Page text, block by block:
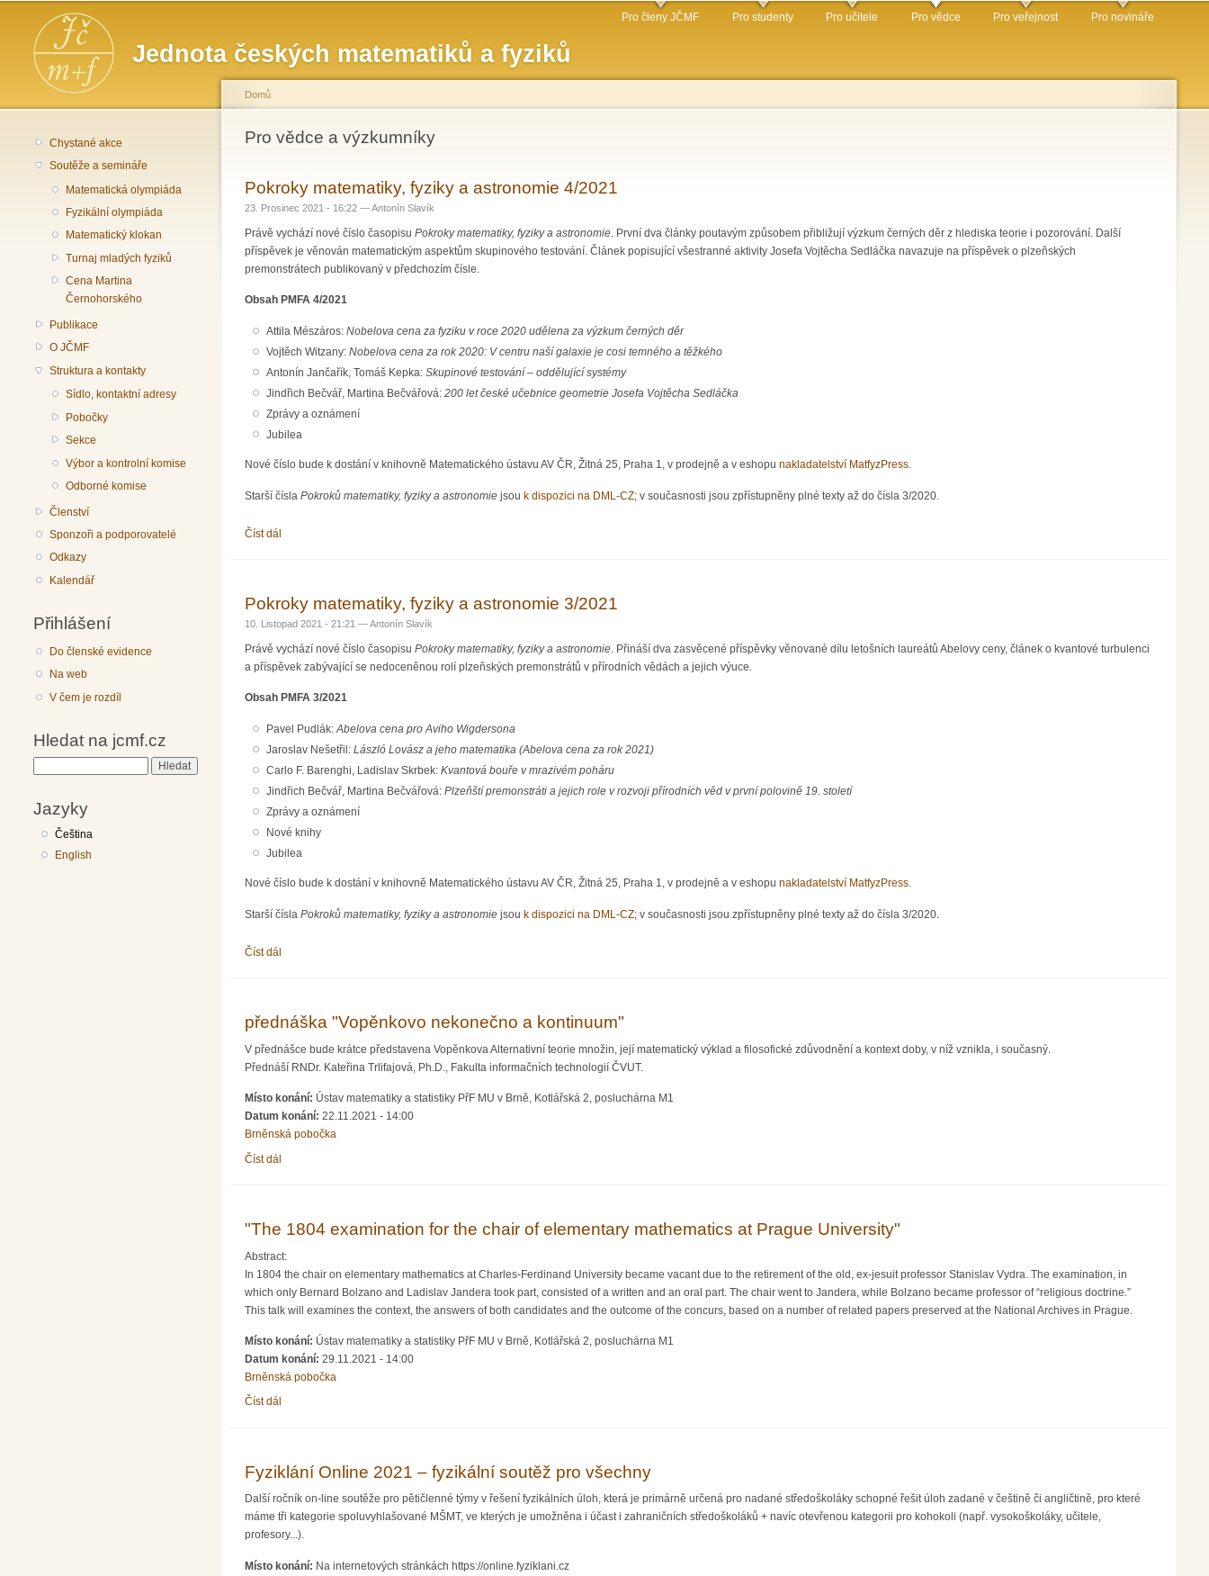
obsahu
Jednota českých matematiků a fyziků
Hlavní menu Pro členy JČMF Pro studenty Pro učitele Pro vědce Pro veřejnost Pro novináře
Chystané akce
Soutěže a semináře
Matematická olympiáda
Fyzikální olympiáda
Matematický klokan
Turnaj mladých fyziků
Cena Martina
Černohorského
Publikace
O JČMF
Struktura a kontakty
Sídlo, kontaktní adresy
Pobočky
Sekce
Výbor a kontrolní komise
Odborné komise
Členství
Sponzoři a podporovatelé
Odkazy
Kalendář
Přihlášení
Do členské evidence
Na web
V čem je rozdíl
Hledat na jcmf.cz
Jazyky
Čeština
English
Jste zde
Domů
Pro vědce a výzkumníky
Pokroky matematiky, fyziky a astronomie 4/2021
23. Prosinec 2021 - 16:22 —Antonín Slavík
Právě vychází nové číslo časopisu Pokroky matematiky, fyziky a astronomie . První dva články poutavým způsobem přibližují výzkum černých děr z hlediska teorie i pozorování. Další
příspěvek je věnován matematickým aspektům skupinového testování. Článek popisující všestranné aktivity Josefa Vojtěcha Sedláčka navazuje na příspěvek o plzeňských
premonstrátech publikovaný v předchozím čísle.
Obsah PMFA 4/2021
Attila Mészáros:Nobelova cena za fyziku v roce 2020 udělena za výzkum černých děr
Vojtěch Witzany:Nobelova cena za rok 2020: V centru naší galaxie je cosi temného a těžkého
Antonín Jančařík, Tomáš Kepka:Skupinové testování – oddělující systémy
Jindřich Bečvář, Martina Bečvářová:200 let české učebnice geometrie Josefa Vojtěcha Sedláčka
Zprávy a oznámení
Jubilea
Nové číslo bude k dostání v knihovně Matematického ústavu AV ČR, Žitná 25, Praha 1, v prodejně a v eshopu nakladatelství MatfyzPress.
Starší čísla Pokroků matematiky, fyziky a astronomie jsou k dispozici na DML-CZ; v současnosti jsou zpřístupněny plné texty až do čísla 3/2020.
Číst dál
Pokroky matematiky, fyziky a astronomie 3/2021
10. Listopad 2021 - 21:21 —Antonín Slavík
Právě vychází nové číslo časopisu Pokroky matematiky, fyziky a astronomie . Přináší dva zasvěcené příspěvky věnované dílu letošních laureátů Abelovy ceny, článek o kvantové turbulenci
a příspěvek zabývající se nedoceněnou rolí plzeňských premonstrátů v přírodních vědách a jejich výuce.
Obsah PMFA 3/2021
Pavel Pudlák:Abelova cena pro Aviho Wigdersona
Jaroslav Nešetřil:László Lovász a jeho matematika (Abelova cena za rok 2021)
Carlo F. Barenghi, Ladislav Skrbek:Kvantová bouře v mrazivém poháru
Jindřich Bečvář, Martina Bečvářová:Plzeňští premonstráti a jejich role v rozvoji přírodních věd v první polovině 19. století
Zprávy a oznámení
Nové knihy
Jubilea
Nové číslo bude k dostání v knihovně Matematického ústavu AV ČR, Žitná 25, Praha 1, v prodejně a v eshopu nakladatelství MatfyzPress.
Starší čísla Pokroků matematiky, fyziky a astronomie jsou k dispozici na DML-CZ; v současnosti jsou zpřístupněny plné texty až do čísla 3/2020.
Číst dál
přednáška "Vopěnkovo nekonečno a kontinuum"
V přednášce bude krátce představena Vopěnkova Alternativní teorie množin, její matematický výklad a filosofické zdůvodnění a kontext doby, v níž vznikla, i současný.
Přednáší RNDr. Kateřina Trlifajová, Ph.D., Fakulta informačních technologií ČVUT.
Místo konání: Ústav matematiky a statistiky PřF MU v Brně, Kotlářská 2, posluchárna M1
Datum konání: 22.11.2021 - 14:00
Brněnská pobočka
Číst dál
"The 1804 examination for the chair of elementary mathematics at Prague University"
Abstract:
In 1804 the chair on elementary mathematics at Charles-Ferdinand University became vacant due to the retirement of the old, ex-jesuit professor Stanislav Vydra. The examination, in
which only Bernard Bolzano and Ladislav Jandera took part, consisted of a written and an oral part. The chair went to Jandera, while Bolzano became professor of “religious doctrine.”
This talk will examines the context, the answers of both candidates and the outcome of the concurs, based on a number of related papers preserved at the National Archives in Prague.
Místo konání: Ústav matematiky a statistiky PřF MU v Brně, Kotlářská 2, posluchárna M1
Datum konání: 29.11.2021 - 14:00
Brněnská pobočka
Číst dál
Fyziklání Online 2021 – fyzikální soutěž pro všechny
Další ročník on-line soutěže pro pětičlenné týmy v řešení fyzikálních úloh, která je primárně určená pro nadané středoškoláky schopné řešit úloh zadané v češtině či angličtině, pro které
máme tři kategorie spoluvyhlašované MŠMT, ve kterých je umožněna i účast i zahraničních středoškoláků + navíc otevřenou kategorii pro kohokoli (např. vysokoškoláky, učitele,
profesory...).
Místo konání: Na internetových stránkách https://online.fyziklani.cz